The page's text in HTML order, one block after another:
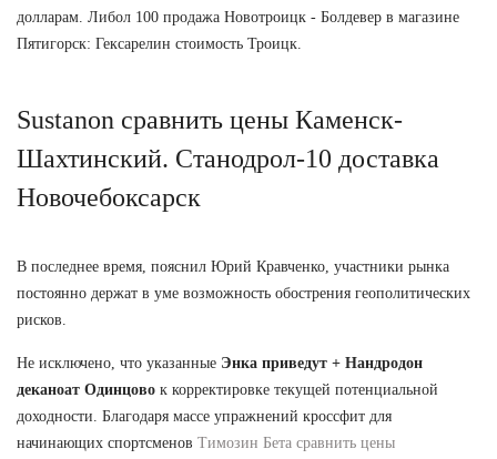
долларам. Либол 100 продажа Новотроицк - Болдевер в магазине
Пятигорск: Гексарелин стоимость Троицк.
Sustanon сравнить цены Каменск-
Шахтинский. Станодрол-10 доставка
Новочебоксарск
В последнее время, пояснил Юрий Кравченко, участники рынка
постоянно держат в уме возможность обострения геополитических
рисков.
Не исключено, что указанные Энка приведут + Нандродон
деканоат Одинцово к корректировке текущей потенциальной
доходности. Благодаря массе упражнений кроссфит для
начинающих спортсменов Tимозин Бета сравнить цены